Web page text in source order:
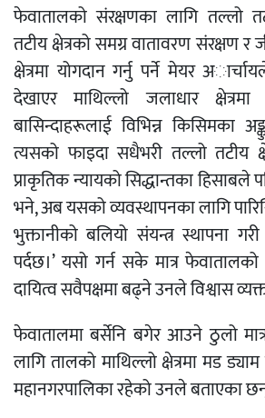
फेवातालको संरक्षणका लागि तल्लो
तटीय क्षेत्रको समग्र वातावरण संरक्षण र
क्षेत्रमा योगदान गर्नु पर्ने मेयर
देखाएर माथिल्लो जलाधार
बासिन्दाहरूलाई विभिन्न किसिमका
त्यसको फाइदा सधैभरी तल्लो तटीय
प्राकृतिक न्यायको सिद्धान्तका
भने, अब यसको व्यवस्थापनका लागि
भुक्तानीको बलियो संयन्त्र स्थापना
पर्दछ।’ यसो गर्न सके मात्र
दायित्व सवैपक्षमा बढ्ने उनले विश्वास
फेवातालमा बर्सेनि बगेर आउने ठुलो
लागि तालको माथिल्लो क्षेत्रमा मड ड्याम
महानगरपालिका रहेको उनले बताएका